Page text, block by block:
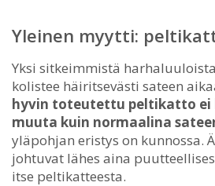
Yleinen myytti:
Yksi sitkeimmistä
kolistee häiritsevästi sateen
hyvin toteutettu peltikatto ei
muuta kuin normaalina
yläpohjan eristys on kunnossa.
johtuvat lähes aina
itse peltikatteesta.